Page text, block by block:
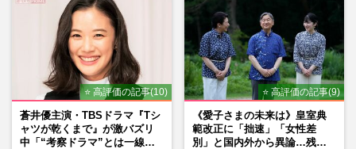
⭐ 高評価の記事(10)
蒼井優主演・TBSドラマ『Tシ
ャツが乾くまで』が激バズリ
中「“考察ドラマ”とは一線を
⭐ 高評価の記事(9)
《愛子さまの未来は》皇室典
範改正に「拙速」「女性差
別」と国内外から異論…残さ